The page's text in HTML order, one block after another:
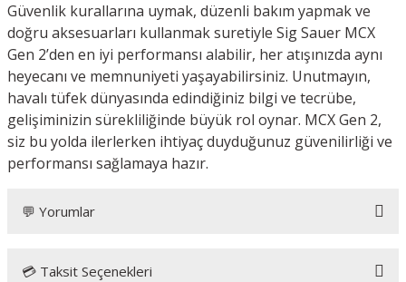
Güvenlik kurallarına uymak, düzenli bakım yapmak ve
doğru aksesuarları kullanmak suretiyle Sig Sauer MCX
Gen 2’den en iyi performansı alabilir, her atışınızda aynı
heyecanı ve memnuniyeti yaşayabilirsiniz. Unutmayın,
havalı tüfek dünyasında edindiğiniz bilgi ve tecrübe,
gelişiminizin sürekliliğinde büyük rol oynar. MCX Gen 2,
siz bu yolda ilerlerken ihtiyaç duyduğunuz güvenilirliği ve
performansı sağlamaya hazır.
💬 Yorumlar
💳 Taksit Seçenekleri